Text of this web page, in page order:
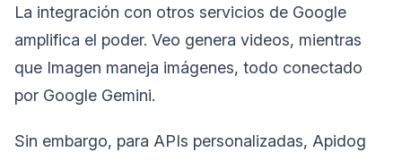
La integración con otros servicios de Google
amplifica el poder. Veo genera videos, mientras
que Imagen maneja imágenes, todo conectado
por Google Gemini.
Sin embargo, para APIs personalizadas, Apidog